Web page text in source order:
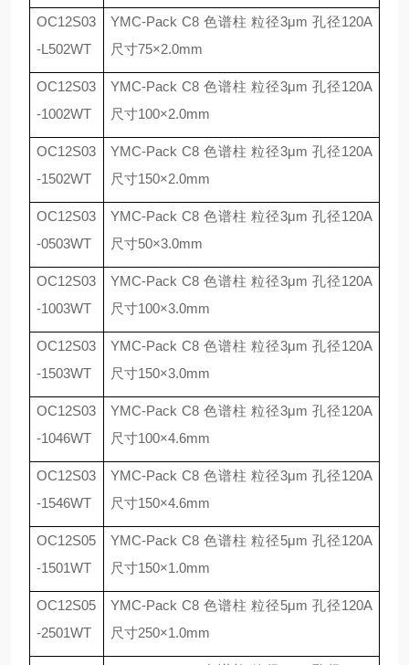
OC12S03
-L502WT
YMC-Pack C8 色谱柱 粒径3μm孔径120A
尺寸75×2.0mm
OC12S03
-1002WT
YMC-Pack C8 色谱柱 粒径3μm孔径120A
尺寸100×2.0mm
OC12S03
-1502WT
YMC-Pack C8 色谱柱 粒径3μm孔径120A
尺寸150×2.0mm
OC12S03
-0503WT
YMC-Pack C8 色谱柱 粒径3μm孔径120A
尺寸50×3.0mm
OC12S03
-1003WT
YMC-Pack C8 色谱柱 粒径3μm孔径120A
尺寸100×3.0mm
OC12S03
-1503WT
YMC-Pack C8 色谱柱 粒径3μm孔径120A
尺寸150×3.0mm
OC12S03
-1046WT
YMC-Pack C8 色谱柱 粒径3μm孔径120A
尺寸100×4.6mm
OC12S03
-1546WT
YMC-Pack C8 色谱柱 粒径3μm孔径120A
尺寸150×4.6mm
OC12S05
-1501WT
YMC-Pack C8 色谱柱 粒径5μm孔径120A
尺寸150×1.0mm
OC12S05
-2501WT
YMC-Pack C8 色谱柱 粒径5μm孔径120A
尺寸250×1.0mm